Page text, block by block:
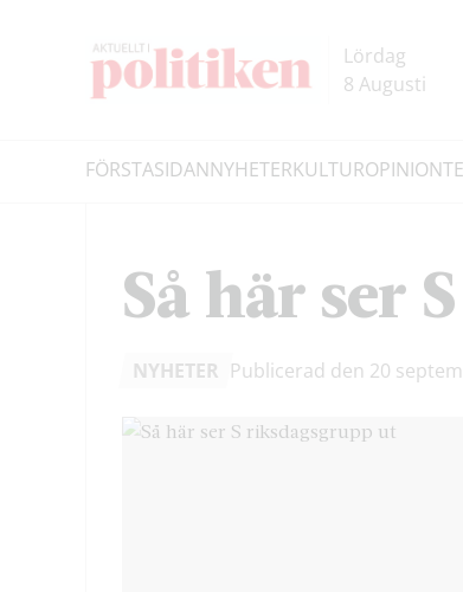
Lördag
8 Augusti
FÖRSTASIDANNYHETERKULTUROPINION
Så här ser
NYHETER Publicerad den 20